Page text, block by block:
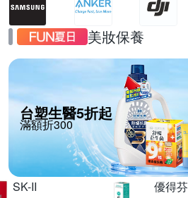
美妝保養
台塑生醫5折起
滿額折300
SK-II
優得芬